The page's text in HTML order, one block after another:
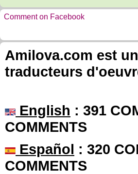
Comment on Facebook
Amilova.com est
traducteurs
English : 391
COMMENTS
Español : 320
COMMENTS